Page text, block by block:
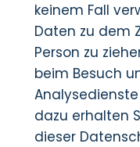
keinem Fall
Daten zu dem
Person zu
beim Besuch
dazu erhalten
dieser